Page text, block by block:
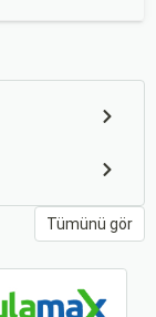
Tümünü gör